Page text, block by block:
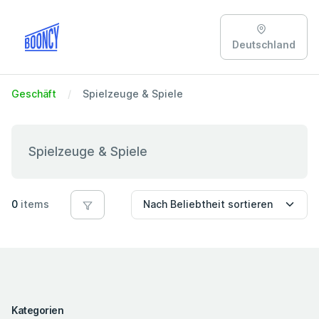
Deutschland
Geschäft Spielzeuge & Spiele
Spielzeuge & Spiele
0 items
Kategorien